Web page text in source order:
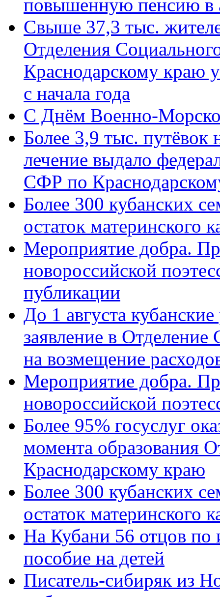
повышенную пенсию в
Свыше 37,3 тыс.
Отделения
Краснодарскому краю
с начала года
C Днём Военно-
Более 3,9 тыс. путёвок
лечение выдало
СФР по
Более 300 кубанских
остаток материнского
Мероприятие добра.
новороссийской
публикации
До 1 августа
заявление в
на возмещение
Мероприятие добра.
новороссийской
Более 95% госуслуг
момента образования
Краснодарскому краю
Более 300 кубанских
остаток материнского
На Кубани 56 отцов по
пособие на детей
Писатель-сибиряк из